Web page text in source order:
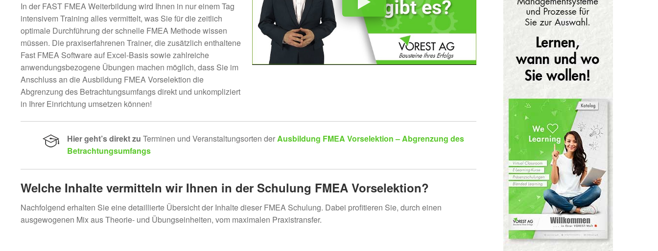
In der FAST FMEA Weiterbildung wird Ihnen in nur einem Tag
intensivem Training alles vermittelt, was Sie für die zeitlich
optimale Durchführung der schnelle FMEA Methode wissen
müssen. Die praxiserfahrenen Trainer, die zusätzlich enthaltene
Fast FMEA Software auf Excel-Basis sowie zahlreiche
anwendungsbezogene Übungen machen möglich, dass Sie im
Anschluss an die Ausbildung FMEA Vorselektion die
Abgrenzung des Betrachtungsumfangs direkt und unkompliziert
in Ihrer Einrichtung umsetzen können!
Hier geht’s direkt zu Terminen und Veranstaltungsorten derAusbildung FMEA Vorselektion – Abgrenzung des
Betrachtungsumfangs
Welche Inhalte vermitteln wir Ihnen in der Schulung FMEA Vorselektion?
Nachfolgend erhalten Sie eine detaillierte Übersicht der Inhalte dieser FMEA Schulung. Dabei profitieren Sie, durch einen
ausgewogenen Mix aus Theorie- und Übungseinheiten, vom maximalen Praxistransfer.